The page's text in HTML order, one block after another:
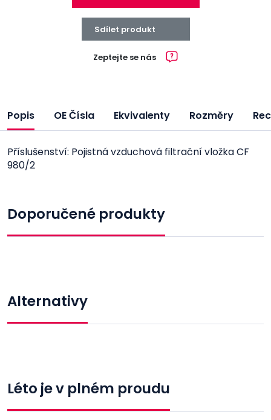
Zeptejte se nás
Sdílet produkt
Popis OE Čísla Ekvivalenty Rozměry
Příslušenství: Pojistná vzduchová filtrační vložka CF
980/2
Doporučené produkty
Alternativy
Léto je v plném proudu